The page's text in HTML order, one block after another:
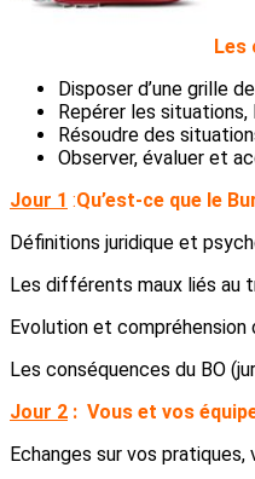
Les
Disposer d’une grille
Repérer les
Résoudre des
Observer, évaluer et
Jour 1 :Qu’est-ce que le
Définitions juridique et
Les différents maux liés au
Evolution et compréhension
Les conséquences du BO
Jour 2 : Vous et vos
Echanges sur vos